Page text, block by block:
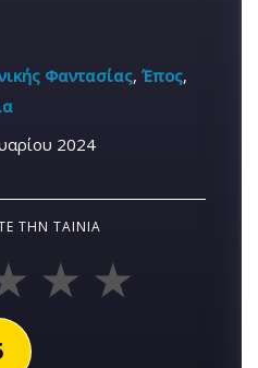
Φαντασίας,Έπος,
2024
ΤΗΝ ΤΑΙΝΊΑ